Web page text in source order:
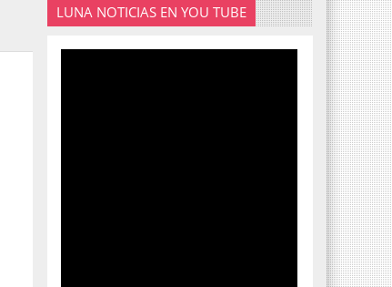
LUNA NOTICIAS EN YOU TUBE